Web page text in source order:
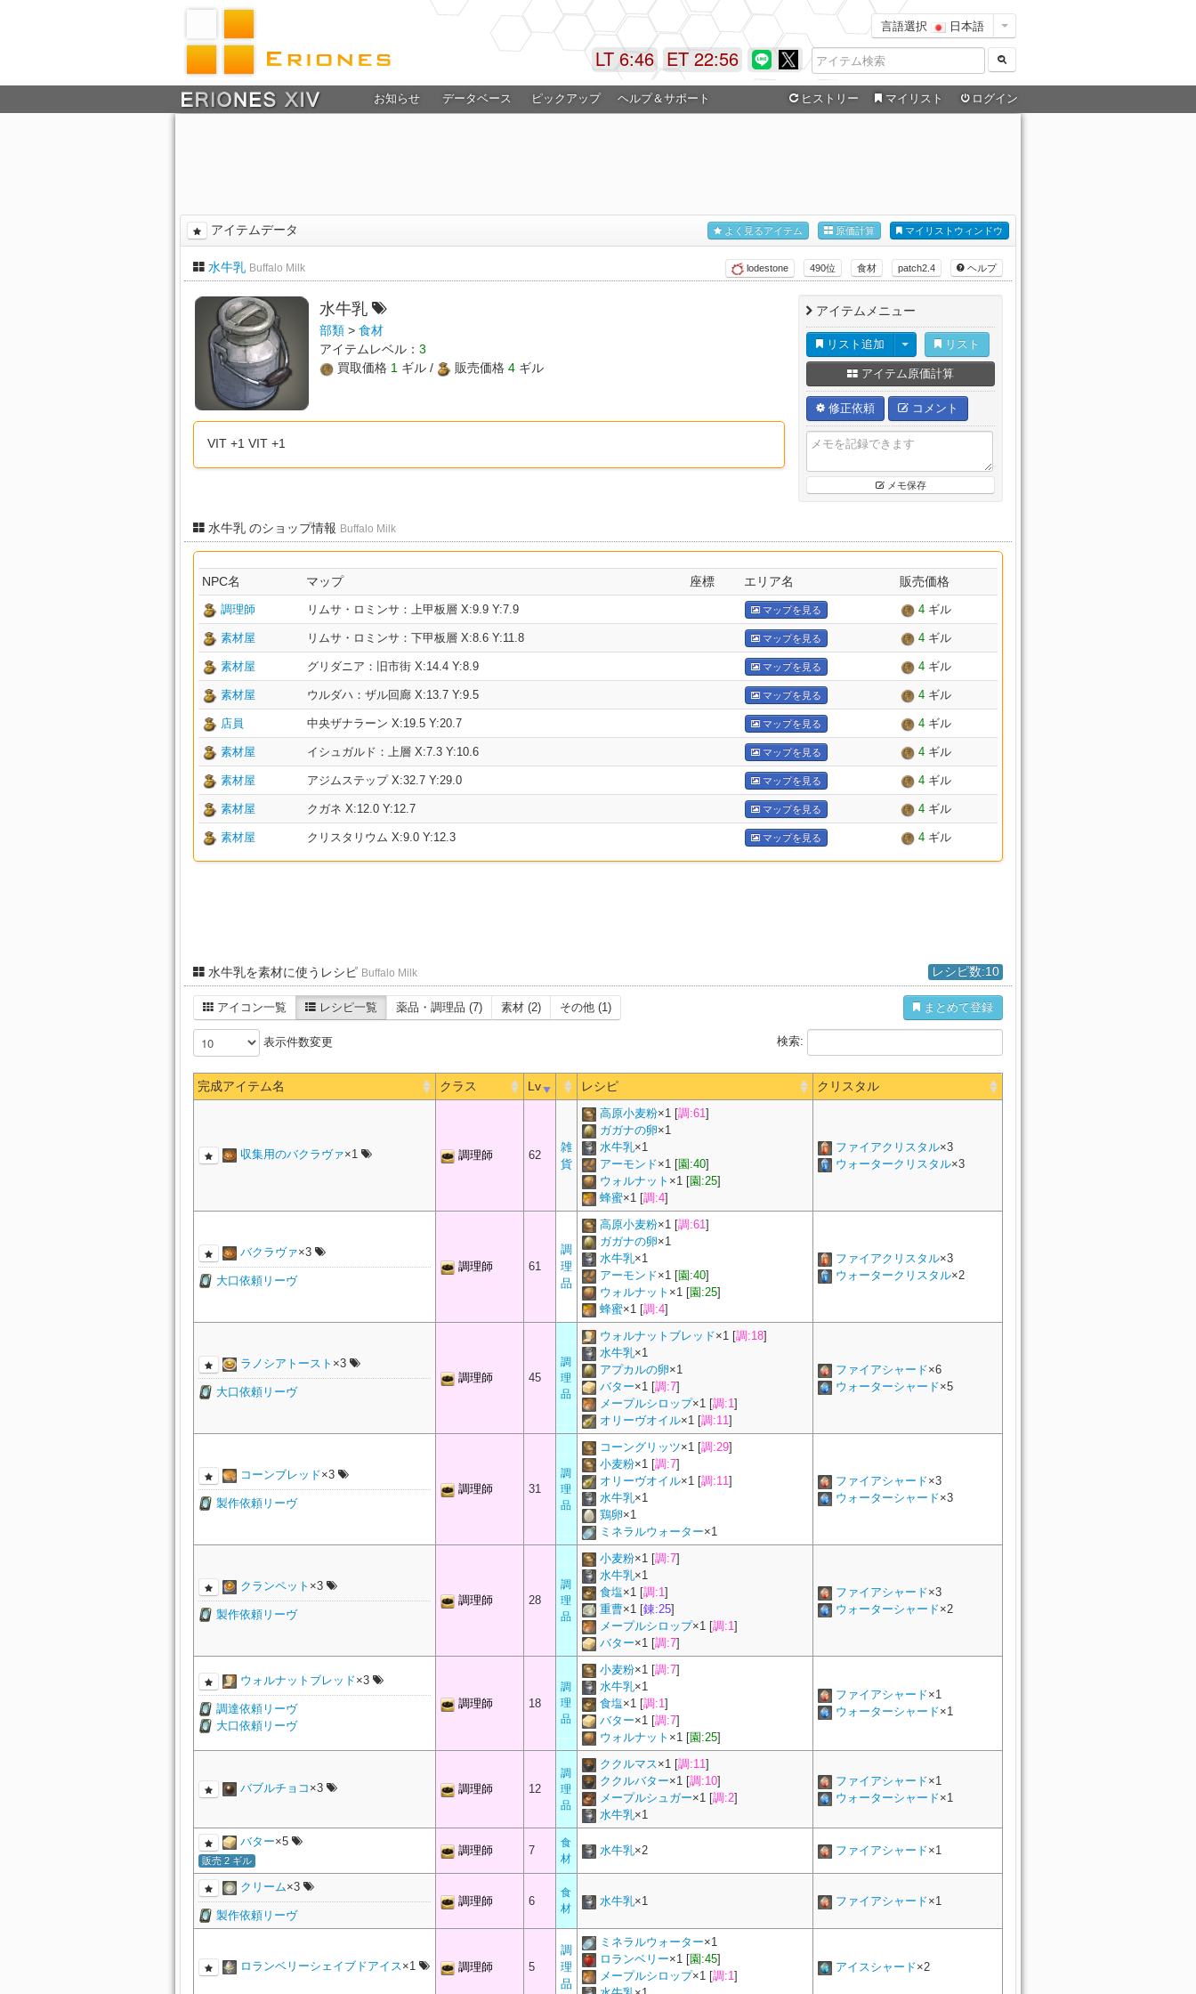
言語選択 日本語
ET 22:56
LT 6:46
お知らせ データベース ピックアップ ヘルプ＆サポート ヒストリー マイリスト ログイン
アイテムデータ マイリストウィンドウ
原価計算
よく見るアイテム
水牛乳 Buffalo Milk ヘルプ
patch2.4
食材
490位
lodestone
水牛乳
部類 > 食材
アイテムレベル： 3
買取価格 1 ギル / 販売価格 4 ギル
VIT +1 VIT +1
アイテムメニュー
リスト追加 リスト
アイテム原価計算
修正依頼 コメント
メモ保存
水牛乳 のショップ情報 Buffalo Milk
NPC名 マップ 座標 エリア名 販売価格
調理師 リムサ・ロミンサ：上甲板層 X:9.9 Y:7.9 マップを見る 4 ギル
素材屋 リムサ・ロミンサ：下甲板層 X:8.6 Y:11.8 マップを見る 4 ギル
素材屋 グリダニア：旧市街 X:14.4 Y:8.9 マップを見る 4 ギル
素材屋 ウルダハ：ザル回廊 X:13.7 Y:9.5 マップを見る 4 ギル
店員 中央ザナラーン X:19.5 Y:20.7 マップを見る 4 ギル
素材屋 イシュガルド：上層 X:7.3 Y:10.6 マップを見る 4 ギル
素材屋 アジムステップ X:32.7 Y:29.0 マップを見る 4 ギル
素材屋 クガネ X:12.0 Y:12.7 マップを見る 4 ギル
素材屋 クリスタリウム X:9.0 Y:12.3 マップを見る 4 ギル
水牛乳を素材に使うレシピ Buffalo Milk レシピ数:10
アイコン一覧 レシピ一覧 薬品・調理品 (7) 素材 (2) その他 (1) まとめて登録
表示件数変更 検索:
完成アイテム名 クラス Lv レシピ クリスタル
収集用のバクラヴァ×1 調理師 62
雑
貨
高原小麦粉×1 [調:61]
ガガナの卵×1
水牛乳×1
アーモンド×1 [園:40]
ウォルナット ×1 [園:25]
蜂蜜×1 [調:4]
ファイアクリスタル×3
ウォータークリスタル×3
バクラヴァ×3
大口依頼リーヴ
調理師 61
調
理
品
高原小麦粉×1 [調:61]
ガガナの卵×1
水牛乳×1
アーモンド×1 [園:40]
ウォルナット ×1 [園:25]
蜂蜜×1 [調:4]
ファイアクリスタル×3
ウォータークリスタル×2
ラノシアトースト ×3
大口依頼リーヴ
調理師 45
調
理
品
ウォルナットブレッド×1 [調:18]
水牛乳×1
アプカルの卵×1
バター×1 [調:7]
メープルシロップ×1 [調:1]
オリーヴオイル×1 [調:11]
ファイアシャード×6
ウォーターシャード×5
コーンブレッド×3
製作依頼リーヴ
調理師 31
調
理
品
コーングリッツ×1 [調:29]
小麦粉×1 [調:7]
オリーヴオイル×1 [調:11]
水牛乳×1
鶏卵×1
ミネラルウォーター×1
ファイアシャード×3
ウォーターシャード×3
クランペット ×3
製作依頼リーヴ
調理師 28
調
理
品
小麦粉×1 [調:7]
水牛乳×1
食塩×1 [調:1]
重曹×1 [錬:25]
メープルシロップ×1 [調:1]
バター×1 [調:7]
ファイアシャード×3
ウォーターシャード×2
ウォルナットブレッド×3
調達依頼リーヴ
大口依頼リーヴ
調理師 18
調
理
品
小麦粉×1 [調:7]
水牛乳×1
食塩×1 [調:1]
バター×1 [調:7]
ウォルナット ×1 [園:25]
ファイアシャード×1
ウォーターシャード×1
バブルチョコ ×3 調理師 12
調
理
品
ククルマス×1 [調:11]
ククルバター×1 [調:10]
メープルシュガー×1 [調:2]
水牛乳×1
ファイアシャード×1
ウォーターシャード×1
バター×5
販売 2 ギル
調理師 7
食
材
水牛乳×2 ファイアシャード×1
クリーム×3
製作依頼リーヴ
調理師 6
食
材
水牛乳×1 ファイアシャード×1
ロランベリーシェイブドアイス×1 調理師 5
調
理
品
ミネラルウォーター×1
ロランベリー×1 [園:45]
メープルシロップ×1 [調:1]
アイスシャード×2